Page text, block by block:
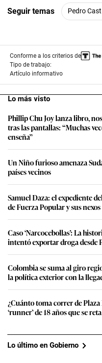
Seguir temas Pedro
Conforme a los criterios de
Tipo de trabajo:
Artículo informativo
Lo más visto
Phillip Chu Joy lanza libro,
tras las pantallas: “Muchas
enseña”
Un Niño furioso amenaza
países vecinos
Samuel Daza: el expediente
de Fuerza Popular y sus
Caso ‘Narcocebollas’: La
intentó exportar droga desde
Colombia se suma al giro
la política exterior con la
¿Cuánto toma correr de
‘runner’ de 18 años que se
Lo último en Gobierno